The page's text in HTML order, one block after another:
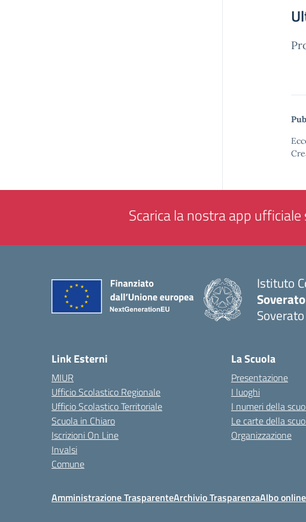
Scarica la nostra app ufficiale
Istituto
Soverato
Link Esterni
MIUR
Ufficio Scolastico Regionale
Ufficio Scolastico Territoriale
Scuola in Chiaro
Iscrizioni On Line
Invalsi
Comune
La Scuola
Presentazione
I luoghi
I numeri della
Le carte della
Organizzazione
Amministrazione TrasparenteArchivio TrasparenzaAlbo online